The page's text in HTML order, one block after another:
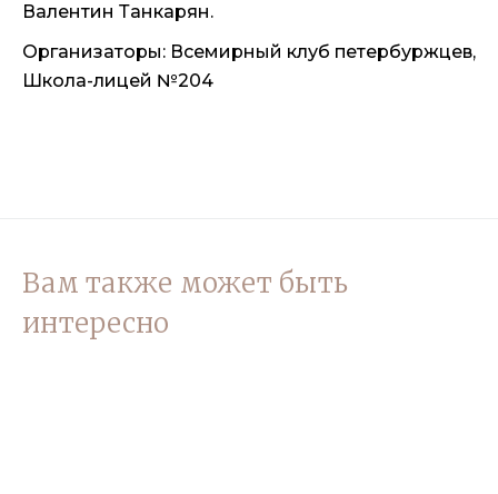
Валентин Танкарян.
Организаторы: Всемирный клуб петербуржцев,
Школа-лицей №204
Вам также может быть
интересно